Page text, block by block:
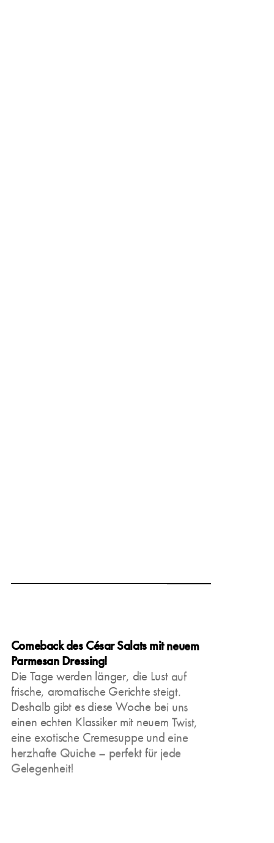
March 24, 2025
Comeback des César Salats mit neuem
Parmesan Dressing!
Die Tage werden länger, die Lust auf
frische, aromatische Gerichte steigt.
Deshalb gibt es diese Woche bei uns
einen echten Klassiker mit neuem Twist,
eine exotische Cremesuppe und eine
herzhafte Quiche – perfekt für jede
Gelegenheit!